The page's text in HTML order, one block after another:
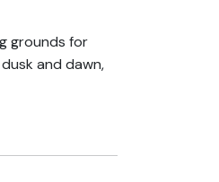
grounds for
and dawn,